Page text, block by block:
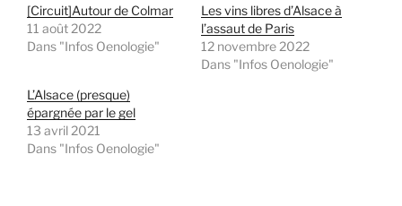
[Circuit]Autour de Colmar
11 août 2022
Dans "Infos Oenologie"
Les vins libres d’Alsace à
l’assaut de Paris
12 novembre 2022
Dans "Infos Oenologie"
L’Alsace (presque)
épargnée par le gel
13 avril 2021
Dans "Infos Oenologie"